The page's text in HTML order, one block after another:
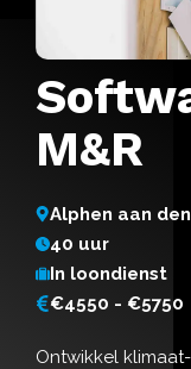
M&R
Alphen aan
40 uur
In loondienst
€4550 - €5750
Ontwikkel